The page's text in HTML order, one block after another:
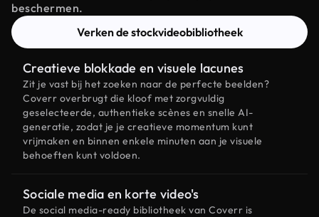
beschermen.
Verken de stockvideobibliotheek
Creatieve blokkade en visuele lacunes
Zit je vast bij het zoeken naar de perfecte beelden?
Coverr overbrugt die kloof met zorgvuldig
geselecteerde, authentieke scènes en snelle AI-
generatie, zodat je je creatieve momentum kunt
vrijmaken en binnen enkele minuten aan je visuele
behoeften kunt voldoen.
Sociale media en korte video's
De social media-ready bibliotheek van Coverr is